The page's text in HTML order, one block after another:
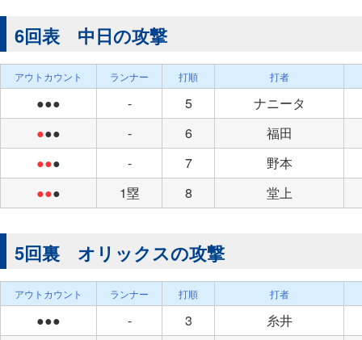
6回表 中日の攻撃
アウトカウント ランナー 打順 打者
●●● - 5
ナニータ
●●● - 6
福田
●●● - 7
野本
●●● 1塁 8 堂上
5回裏 オリックスの攻撃
アウトカウント ランナー 打順 打者
●●● - 3
糸井